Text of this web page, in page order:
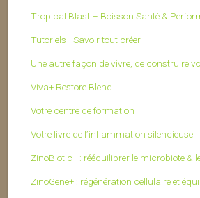
Tropical Blast – Boisson Santé &
Tutoriels - Savoir tout créer
Une autre façon de vivre, de construire
Viva+ Restore Blend
Votre centre de formation
Votre livre de l’inflammation silencieuse
ZinoBiotic+ : rééquilibrer le microbiote &
ZinoGene+ : régénération cellulaire et